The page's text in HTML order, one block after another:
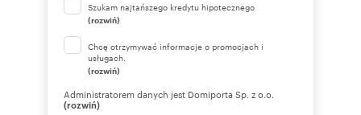
Szukam najtańszego kredytu hipotecznego
(rozwiń)
Chcę otrzymywać informacje o promocjach i
usługach.
(rozwiń)
Administratorem danych jest Domiporta Sp. z o.o.
(rozwiń)